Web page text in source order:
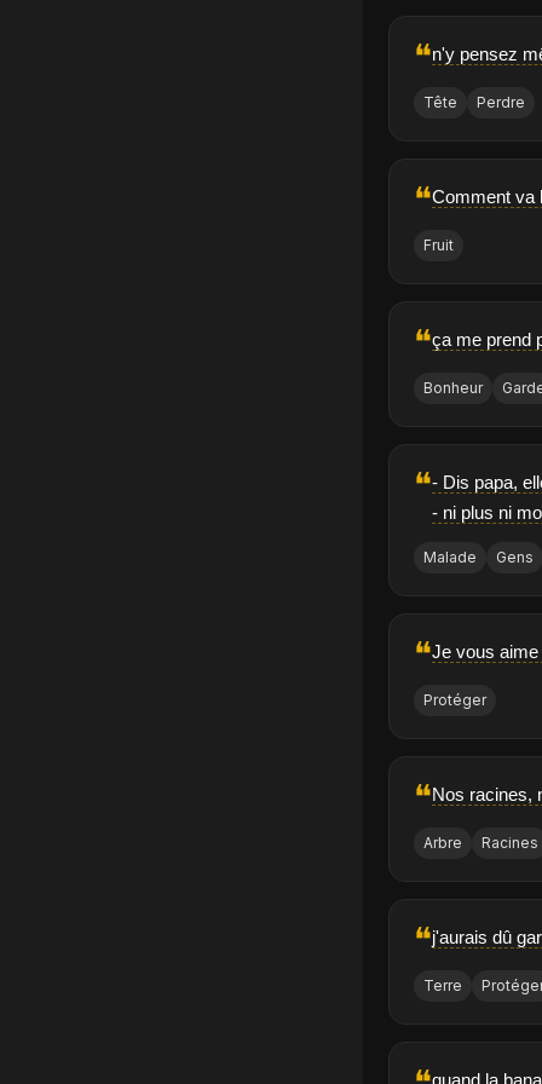
❝n'y pensez
Tête Perdre
❝Comment va
Fruit
❝ça me prend
Bonheur
❝- Dis papa,
- ni plus ni
Malade Gens
❝Je vous
Protéger
❝Nos racines,
Arbre Racines
❝j'aurais dû
Terre